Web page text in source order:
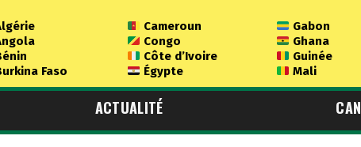
Faso
Cameroun
Congo
Côte d’Ivoire
Égypte
Gabon
Ghana
Guinée
Mali
ACTUALITÉ CAN